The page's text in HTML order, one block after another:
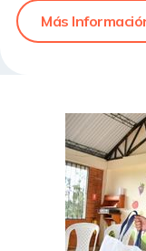
Más